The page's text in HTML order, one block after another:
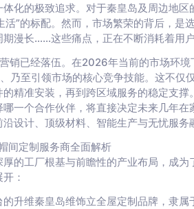
化的极致追求。对于秦皇岛及周边地区
活”的标配。然而，市场繁荣的背后，是
漫长……这些痛点，正在不断消耗着用户
销已经落伍。在2026年当前的市场环
乃至引领市场的核心竞争技能。这不仅
精准安装，再到跨区域服务的稳定支
一个合作伙伴，将直接决定未来几年
设计、顶级材料、智能生产与无忧服务
间定制服务商全面解析
的工厂根基与前瞻性的产业布局，成
：
升维秦皇岛维饰立全屋定制品牌，隶